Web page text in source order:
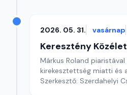
2026. 05. 31. vasárnap
Keresztény
Márkus Roland
kirekesztettség miatti és
Szerkesztő: Szerdahelyi